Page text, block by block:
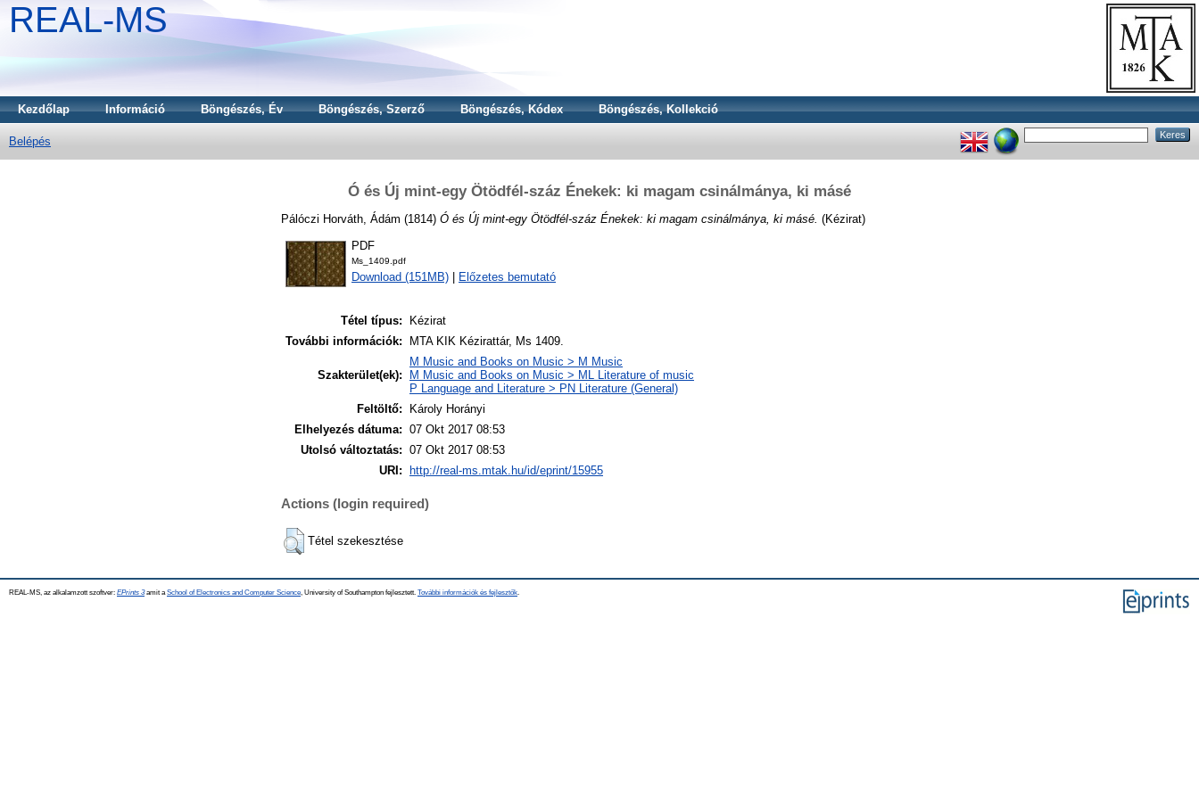
REAL-MS
Kezdőlap Információ Böngészés, Év Böngészés, Szerző Böngészés, Kódex Böngészés, Kollekció
Belépés
Ó és Új mint-egy Ötödfél-száz Énekek: ki magam csinálmánya, ki másé
Pálóczi Horváth, Ádám (1814) Ó és Új mint-egy Ötödfél-száz Énekek: ki magam csinálmánya, ki másé. (Kézirat)
PDF
Ms_1409.pdf
Download (151MB) Előzetes bemutató
Tétel típus:
Kézirat
További információk:
MTA KIK Kézirattár, Ms 1409.
Szakterület(ek):
M Music and Books on Music > M Music
M Music and Books on Music > ML Literature of music
P Language and Literature > PN Literature (General)
Feltöltő:
Károly Horányi
Elhelyezés dátuma: 07 Okt 2017 08:53
Utolsó változtatás: 07 Okt 2017 08:53
URI:
http://real-ms.mtak.hu/id/eprint/15955
Actions (login required)
Tétel szekesztése
REAL-MS, az alkalamzott szoftver: EPrints 3amit a School of Electronics and Computer Science , University of Southampton fejlesztett. További információk és fejlesztők